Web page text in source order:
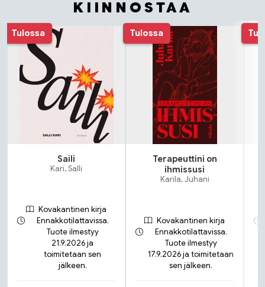
KIINNOSTAA
Tuoteluettelon alku
Tulossa
Saili
Kari, Salli
Kovakantinen kirja
Ennakkotilattavissa.
Tuote ilmestyy
21.9.2026 ja
toimitetaan sen
jälkeen.
Tulossa
Terapeuttini on
ihmissusi
Karila, Juhani
Kovakantinen kirja
Ennakkotilattavissa.
Tuote ilmestyy
17.9.2026 ja toimitetaan
sen jälkeen.